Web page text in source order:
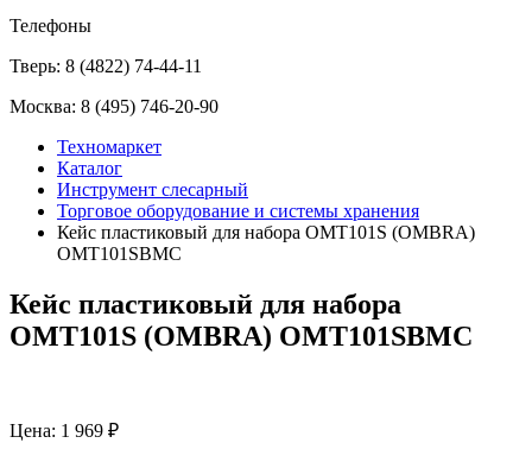
Телефоны
Тверь: 8 (4822) 74-44-11
Москва: 8 (495) 746-20-90
Техномаркет
Каталог
Инструмент слесарный
Торговое оборудование и системы хранения
Кейс пластиковый для набора OMT101S (OMBRA)
OMT101SBMC
Кейс пластиковый для набора
OMT101S (OMBRA) OMT101SBMC
Цена: 1 969 ₽